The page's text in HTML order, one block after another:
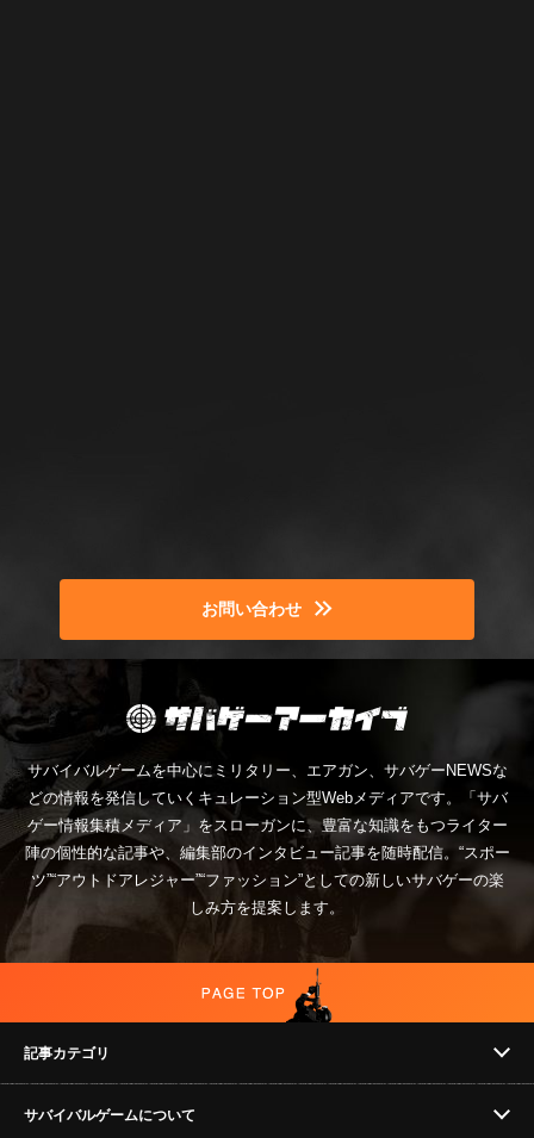
お問い合わせ
サバイバルゲームを中心にミリタリー、エアガン、サバゲーNEWSな
どの情報を発信していくキュレーション型Webメディアです。「サバ
ゲー情報集積メディア」をスローガンに、豊富な知識をもつライター
陣の個性的な記事や、編集部のインタビュー記事を随時配信。“スポー
ツ”“アウトドアレジャー”“ファッション”としての新しいサバゲーの楽
しみ方を提案します。
記事カテゴリ
NEWS
サバイバルゲームについて